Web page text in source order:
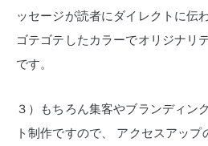
ッセージが読者にダイレクトに伝
ゴテゴテしたカラーでオリジナリ
です。
３）もちろん集客やブランディン
ト制作ですので、
アクセスアップ